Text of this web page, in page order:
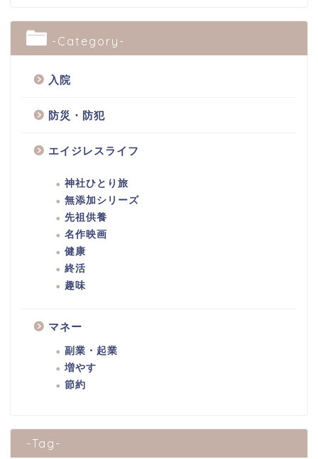
-Category-
入院
防災・防犯
エイジレスライフ
神社ひとり旅
無添加シリーズ
先祖供養
名作映画
健康
終活
趣味
マネー
副業・起業
増やす
節約
-Tag-